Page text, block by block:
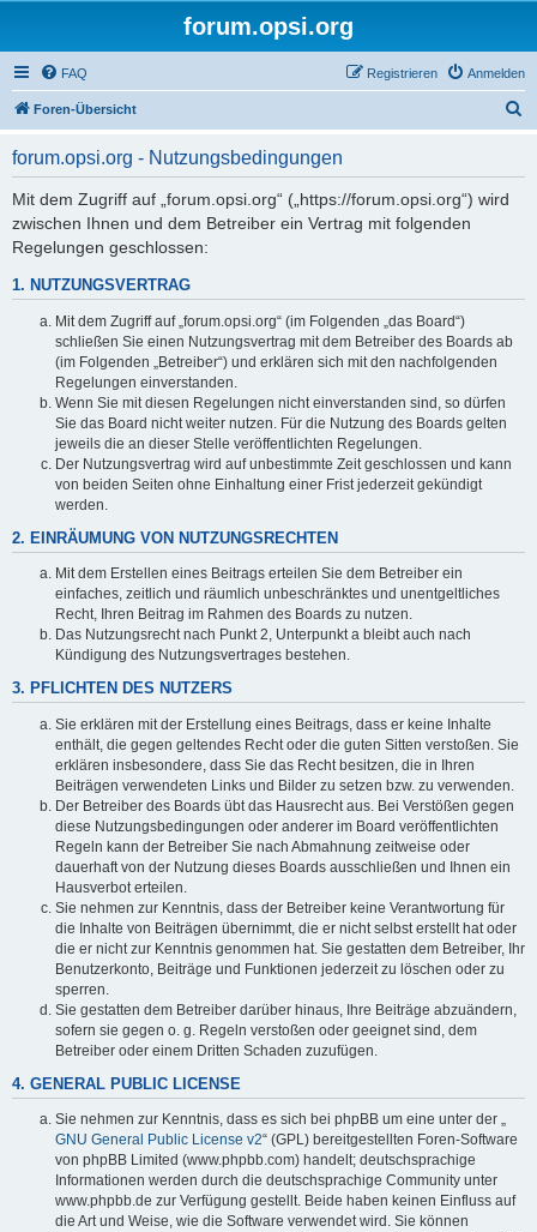
forum.opsi.org
FAQ Anmelden
Registrieren
Foren-Übersicht
forum.opsi.org - Nutzungsbedingungen
Mit dem Zugriff auf „forum.opsi.org“ („https://forum.opsi.org“) wird
zwischen Ihnen und dem Betreiber ein Vertrag mit folgenden
Regelungen geschlossen:
1. NUTZUNGSVERTRAG
Mit dem Zugriff auf „forum.opsi.org“ (im Folgenden „das Board“)
schließen Sie einen Nutzungsvertrag mit dem Betreiber des Boards ab
(im Folgenden „Betreiber“) und erklären sich mit den nachfolgenden
Regelungen einverstanden.
Wenn Sie mit diesen Regelungen nicht einverstanden sind, so dürfen
Sie das Board nicht weiter nutzen. Für die Nutzung des Boards gelten
jeweils die an dieser Stelle veröffentlichten Regelungen.
Der Nutzungsvertrag wird auf unbestimmte Zeit geschlossen und kann
von beiden Seiten ohne Einhaltung einer Frist jederzeit gekündigt
werden.
2. EINRÄUMUNG VON NUTZUNGSRECHTEN
Mit dem Erstellen eines Beitrags erteilen Sie dem Betreiber ein
einfaches, zeitlich und räumlich unbeschränktes und unentgeltliches
Recht, Ihren Beitrag im Rahmen des Boards zu nutzen.
Das Nutzungsrecht nach Punkt 2, Unterpunkt a bleibt auch nach
Kündigung des Nutzungsvertrages bestehen.
3. PFLICHTEN DES NUTZERS
Sie erklären mit der Erstellung eines Beitrags, dass er keine Inhalte
enthält, die gegen geltendes Recht oder die guten Sitten verstoßen. Sie
erklären insbesondere, dass Sie das Recht besitzen, die in Ihren
Beiträgen verwendeten Links und Bilder zu setzen bzw. zu verwenden.
Der Betreiber des Boards übt das Hausrecht aus. Bei Verstößen gegen
diese Nutzungsbedingungen oder anderer im Board veröffentlichten
Regeln kann der Betreiber Sie nach Abmahnung zeitweise oder
dauerhaft von der Nutzung dieses Boards ausschließen und Ihnen ein
Hausverbot erteilen.
Sie nehmen zur Kenntnis, dass der Betreiber keine Verantwortung für
die Inhalte von Beiträgen übernimmt, die er nicht selbst erstellt hat oder
die er nicht zur Kenntnis genommen hat. Sie gestatten dem Betreiber, Ihr
Benutzerkonto, Beiträge und Funktionen jederzeit zu löschen oder zu
sperren.
Sie gestatten dem Betreiber darüber hinaus, Ihre Beiträge abzuändern,
sofern sie gegen o. g. Regeln verstoßen oder geeignet sind, dem
Betreiber oder einem Dritten Schaden zuzufügen.
4. GENERAL PUBLIC LICENSE
Sie nehmen zur Kenntnis, dass es sich bei phpBB um eine unter der „
GNU General Public License v2“ (GPL) bereitgestellten Foren-Software
von phpBB Limited (www.phpbb.com) handelt; deutschsprachige
Informationen werden durch die deutschsprachige Community unter
www.phpbb.de zur Verfügung gestellt. Beide haben keinen Einfluss auf
die Art und Weise, wie die Software verwendet wird. Sie können